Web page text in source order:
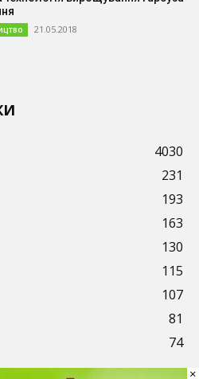
21.05.2018
4030
231
193
163
130
115
107
81
74
×